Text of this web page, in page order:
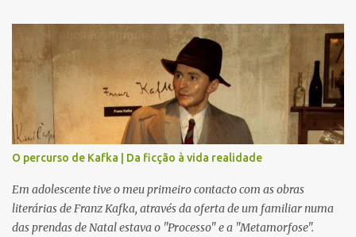
bela caminha em boa companhia, ou mesmo estarem sozinhos no
meio da Natureza numa calma meditação, esta coleção também é
perfeita. Para tempo quente ou frio, e com várias camadas aptas
para vários locais da nossa Mãe Terra, seja debaixo de água ou no
topo de uma Montanha cheia de neve, ajustáveis ao corpo e aos
nossos movimentos, criada com os melhores materiais para cada
versão nossa, como a própria marca revela : "leve e flexível".
Ecológica, bonita, confortável e idealizada para prolongar a união
entre Humanos e Natureza. Seja para uma saída com mais ou
menos roupa, um casaquinho, ou um bonito acessório, serm...
O percurso de Kafka | Da ficção à vida realidade
Em adolescente tive o meu primeiro contacto com as obras
literárias de Franz Kafka, através da oferta de um familiar numa
das prendas de Natal estava o "Processo" e a "Metamorfose".